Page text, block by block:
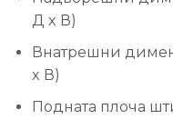
Д x В)
Внатрешни
x В)
Подната плоча